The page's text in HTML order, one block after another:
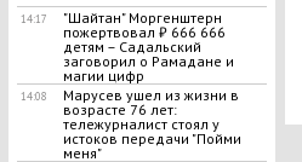
14:17
"Шайтан" Моргенштерн
пожертвовал ₽ 666 666
детям – Садальский
заговорил о Рамадане и
магии цифр
14:08
​Марусев ушел из жизни в
возрасте 76 лет:
тележурналист стоял у
истоков передачи "Пойми
меня"